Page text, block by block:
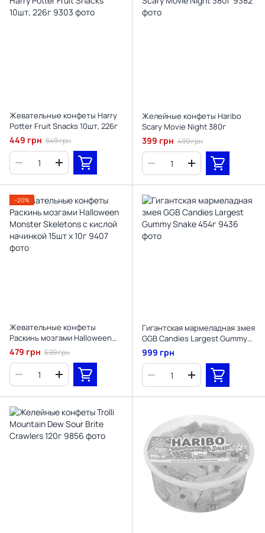
Жевательные конфеты Harry
Potter Fruit Snacks 10шт, 226г
449 грн 649 грн
Желейные конфеты Haribo
Scary Movie Night 380г
399 грн 499 грн
−20%
Жевательные конфеты
Раскинь мозгами Halloween
Monster Skeletons с кислой
начинкой 15шт х 10г
479 грн 599 грн
Гигантская мармеладная змея
GGB Candies Largest Gummy
Snake 454г
999 грн